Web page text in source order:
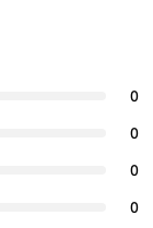
0
0
0
0